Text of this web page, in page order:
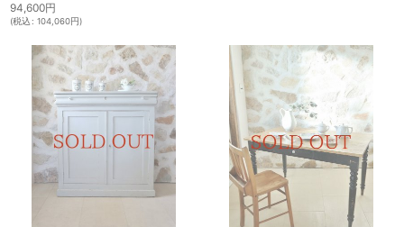
94,600円
(税込: 104,060円)